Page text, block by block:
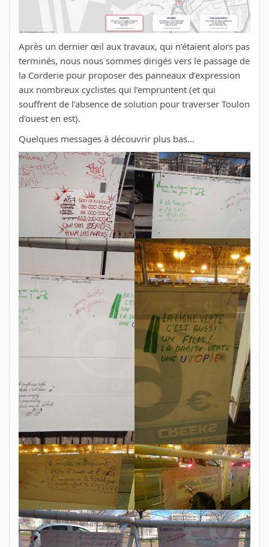
Après un dernier œil aux travaux, qui n’étaient alors pas
terminés, nous nous sommes dirigés vers le passage de
la Corderie pour proposer des panneaux d’expression
aux nombreux cyclistes qui l’empruntent (et qui
souffrent de l’absence de solution pour traverser Toulon
d’ouest en est).
Quelques messages à découvrir plus bas…